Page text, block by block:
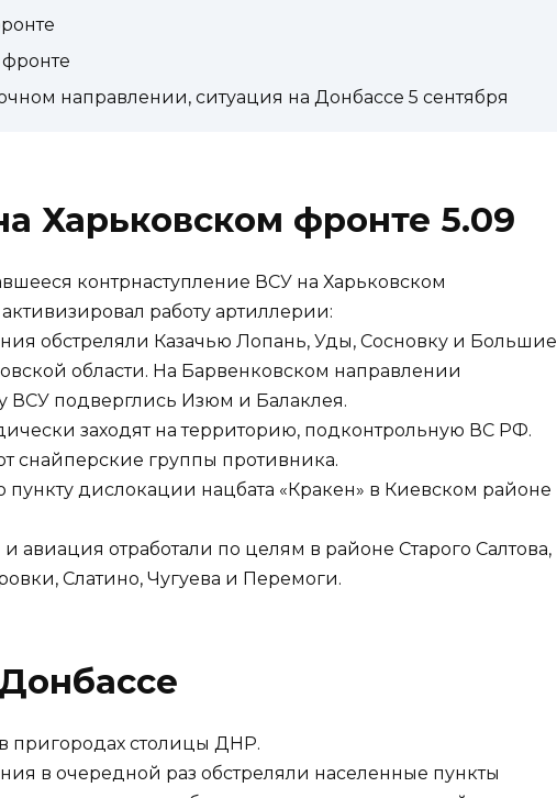
направлении, ситуация на Донбассе 5 сентября
Харьковском фронте 5.09
контрнаступление ВСУ на Харьковском
работу артиллерии:
обстреляли Казачью Лопань, Уды, Сосновку и Большие
области. На Барвенковском направлении
ВСУ подверглись Изюм и Балаклея.
заходят на территорию, подконтрольную ВС РФ.
снайперские группы противника.
дислокации нацбата «Кракен» в Киевском районе
авиация отработали по целям в районе Старого Салтова,
Слатино, Чугуева и Перемоги.
пригородах столицы ДНР.
в очередной раз обстреляли населенные пункты